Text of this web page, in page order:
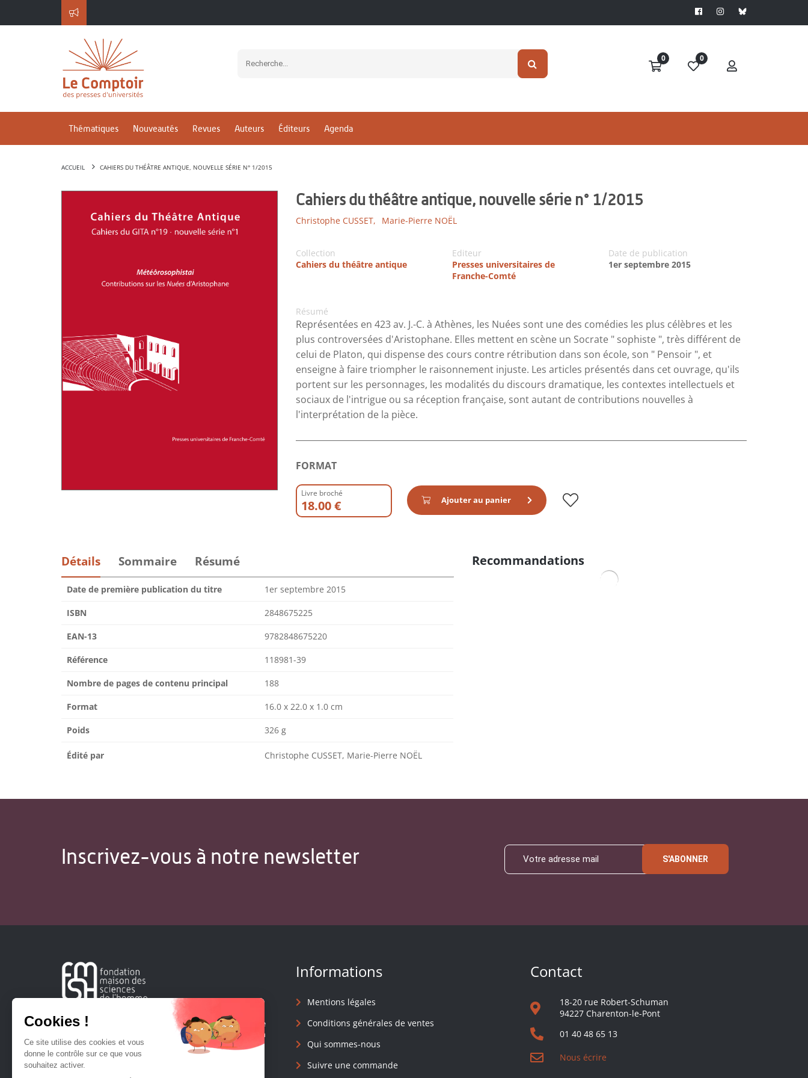
0 0
Thématiques Nouveautés Revues Auteurs Éditeurs Agenda
ACCUEIL CAHIERS DU THÉÂTRE ANTIQUE, NOUVELLE SÉRIE N° 1/2015
Cahiers du théâtre antique, nouvelle série n° 1/2015
Christophe CUSSET, Marie-Pierre NOËL
Collection
Cahiers du théâtre antique
Editeur
Presses universitaires de
Franche-Comté
Date de publication
1er septembre 2015
Résumé
Représentées en 423 av. J.-C. à Athènes, les Nuées sont une des comédies les plus célèbres et les
plus controversées d'Aristophane. Elles mettent en scène un Socrate " sophiste ", très différent de
celui de Platon, qui dispense des cours contre rétribution dans son école, son " Pensoir ", et
enseigne à faire triompher le raisonnement injuste. Les articles présentés dans cet ouvrage, qu'ils
portent sur les personnages, les modalités du discours dramatique, les contextes intellectuels et
sociaux de l'intrigue ou sa réception française, sont autant de contributions nouvelles à
l'interprétation de la pièce.
FORMAT
Livre broché
18.00 € Ajouter au panier
Détails Sommaire Résumé
Date de première publication du titre 1er septembre 2015
ISBN 2848675225
EAN-13 9782848675220
Référence 118981-39
Nombre de pages de contenu principal 188
Format 16.0 x 22.0 x 1.0 cm
Poids 326 g
Édité par Christophe CUSSET, Marie-Pierre NOËL
Recommandations
Inscrivez-vous à notre newsletter S'ABONNER
Créée en 1963, la Fondation Maison Sciences de l'Homme
soutient la recherche et la diffusion des connaissances en
sciences humaines et sociales.
Informations
Mentions légales
Conditions générales de ventes
Qui sommes-nous
Suivre une commande
Contact
18-20 rue Robert-Schuman
94227 Charenton-le-Pont
01 40 48 65 13
Nous écrire